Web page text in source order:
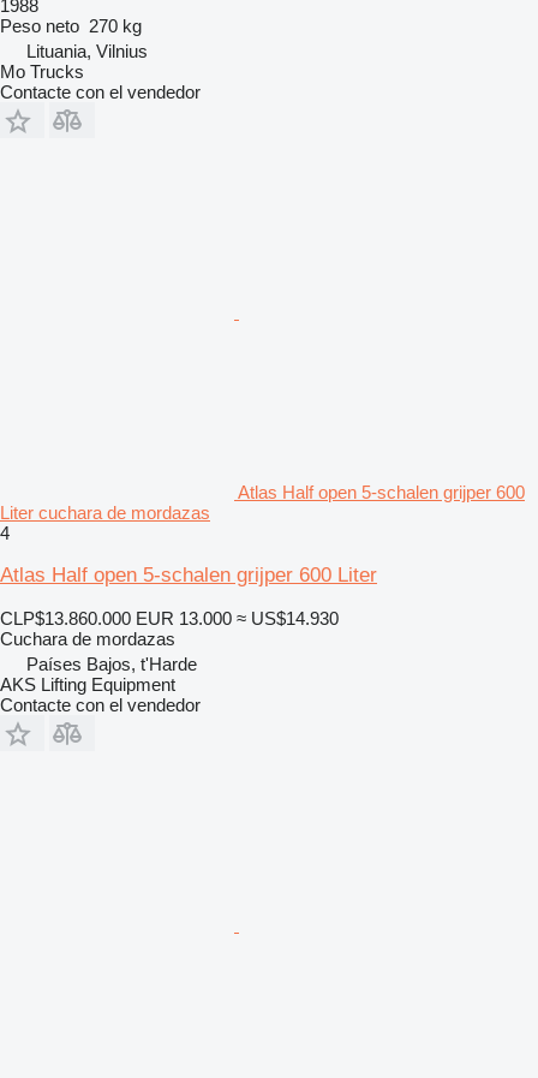
1988
Peso neto 270 kg
Lituania, Vilnius
Mo Trucks
Contacte con el vendedor
Atlas Half open 5-schalen grijper 600
Liter cuchara de mordazas
4
Atlas Half open 5-schalen grijper 600 Liter
CLP$13.860.000 EUR 13.000 ≈ US$14.930
Cuchara de mordazas
Países Bajos, t'Harde
AKS Lifting Equipment
Contacte con el vendedor